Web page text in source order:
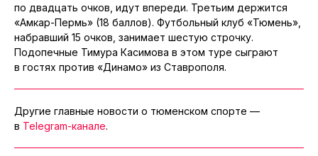
по двадцать очков, идут впереди. Третьим держится
«Амкар-Пермь» (18 баллов). Футбольный клуб «Тюмень»,
набравший 15 очков, занимает шестую строчку.
Подопечные Тимура Касимова в этом туре сыграют
в гостях против «Динамо» из Ставрополя.
Другие главные новости о тюменском спорте —
в Telegram-канале.